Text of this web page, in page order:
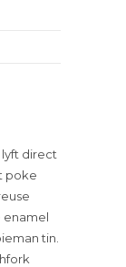
direct
poke
enamel
tin.